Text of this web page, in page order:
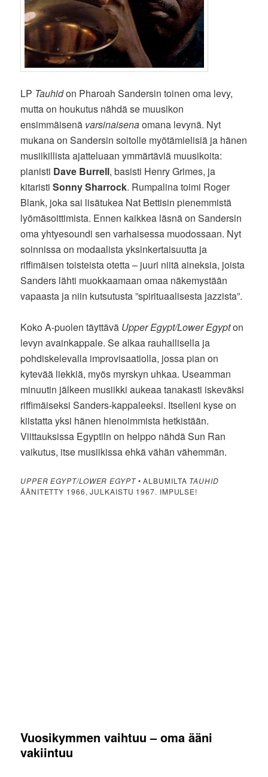
LP Tauhidon Pharoah Sandersin toinen oma levy,
mutta on houkutus nähdä se muusikon
ensimmäisenä varsinaisenaomana levynä. Nyt
mukana on Sandersin soitolle myötämielisiä ja hänen
musiikillista ajatteluaan ymmärtäviä muusikoita:
pianisti Dave Burrell, basisti Henry Grimes, ja
kitaristiSonny Sharrock. Rumpalina toimi Roger
Blank, joka sai lisätukea Nat Bettisin pienemmistä
lyömäsoittimista. Ennen kaikkea läsnä on Sandersin
oma yhtyesoundi sen varhaisessa muodossaan. Nyt
soinnissa on modaalista yksinkertaisuutta ja
riffimäisen toisteista otetta – juuri niitä aineksia, joista
Sanders lähti muokkaamaan omaa näkemystään
vapaasta ja niin kutsutusta ”spirituaalisesta jazzista”.
Koko A-puolen täyttävä Upper Egypt/Lower Egypton
levyn avainkappale. Se alkaa rauhallisella ja
pohdiskelevalla improvisaatiolla, jossa pian on
kytevää liekkiä, myös myrskyn uhkaa. Useamman
minuutin jälkeen musiikki aukeaa tanakasti iskeväksi
riffimäiseksi Sanders-kappaleeksi. Itselleni kyse on
kiistatta yksi hänen hienoimmista hetkistään.
Viittauksissa Egyptiin on helppo nähdä Sun Ran
vaikutus, itse musiikissa ehkä vähän vähemmän.
UPPER EGYPT/LOWER EGYPT• ALBUMILTA TAUHID
ÄÄNITETTY 1966, JULKAISTU 1967. IMPULSE!
Vuosikymmen vaihtuu – oma ääni
vakiintuu